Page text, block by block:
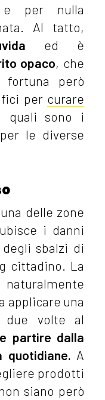
per nulla
Al tatto,
ed è
opaco, che
fortuna però
per curare
quali sono i
le diverse
delle zone
i danni
sbalzi di
cittadino. La
applicare una
due volte al
partire dalla
quotidiane. A
prodotti
siano però